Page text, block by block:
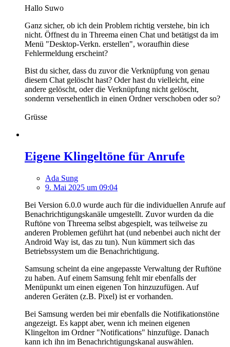
Hallo Suwo
Ganz sicher, ob ich dein Problem richtig verstehe, bin ich
nicht. Öffnest du in Threema einen Chat und betätigst da im
Menü "Desktop-Verkn. erstellen", woraufhin diese
Fehlermeldung erscheint?
Bist du sicher, dass du zuvor die Verknüpfung von genau
diesem Chat gelöscht hast? Oder hast du vielleicht, eine
andere gelöscht, oder die Verknüpfung nicht gelöscht,
sondernn versehentlich in einen Ordner verschoben oder so?
Grüsse
Eigene Klingeltöne für Anrufe
Ada Sung
9. Mai 2025 um 09:04
Bei Version 6.0.0 wurde auch für die individuellen Anrufe auf
Benachrichtigungskanäle umgestellt. Zuvor wurden da die
Ruftöne von Threema selbst abgespielt, was teilweise zu
anderen Problemen geführt hat (und nebenbei auch nicht der
Android Way ist, das zu tun). Nun kümmert sich das
Betriebssystem um die Benachrichtigung.
Samsung scheint da eine angepasste Verwaltung der Ruftöne
zu haben. Auf einem Samsung fehlt mir ebenfalls der
Menüpunkt um einen eigenen Ton hinzuzufügen. Auf
anderen Geräten (z.B. Pixel) ist er vorhanden.
Bei Samsung werden bei mir ebenfalls die Notifikationstöne
angezeigt. Es kappt aber, wenn ich meinen eigenen
Klingelton im Ordner "Notifications" hinzufüge. Danach
kann ich ihn im Benachrichtigungskanal auswählen.